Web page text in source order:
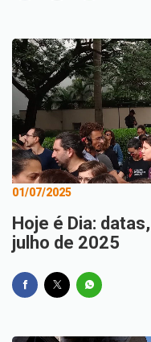
01/07/2025
Hoje é Dia:
julho de 2025